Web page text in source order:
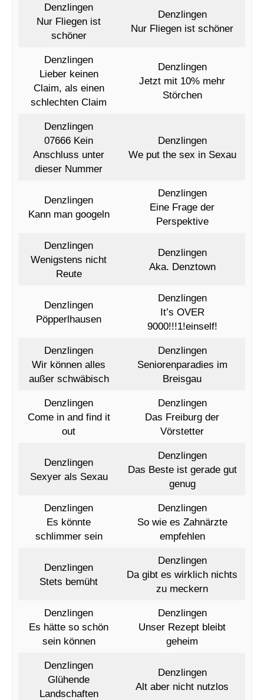
Denzlingen
Nur Fliegen ist
schöner
Denzlingen
Nur Fliegen ist schöner
Denzlingen
Lieber keinen
Claim, als einen
schlechten Claim
Denzlingen
Jetzt mit 10% mehr
Störchen
Denzlingen
07666 Kein
Anschluss unter
dieser Nummer
Denzlingen
We put the sex in Sexau
Denzlingen
Kann man googeln
Denzlingen
Eine Frage der
Perspektive
Denzlingen
Wenigstens nicht
Reute
Denzlingen
Aka. Denztown
Denzlingen
Pöpperlhausen
Denzlingen
It’s OVER
9000!!!1!einself!
Denzlingen
Wir können alles
außer schwäbisch
Denzlingen
Seniorenparadies im
Breisgau
Denzlingen
Come in and find it
out
Denzlingen
Das Freiburg der
Vörstetter
Denzlingen
Sexyer als Sexau
Denzlingen
Das Beste ist gerade gut
genug
Denzlingen
Es könnte
schlimmer sein
Denzlingen
So wie es Zahnärzte
empfehlen
Denzlingen
Stets bemüht
Denzlingen
Da gibt es wirklich nichts
zu meckern
Denzlingen
Es hätte so schön
sein können
Denzlingen
Unser Rezept bleibt
geheim
Denzlingen
Glühende
Landschaften
Denzlingen
Alt aber nicht nutzlos